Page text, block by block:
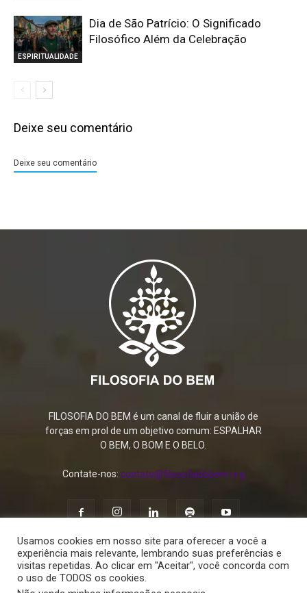
ESPIRITUALIDADE
Dia de São Patrício: O Significado
Filosófico Além da Celebração
Deixe seu comentário
Deixe seu comentário
FILOSOFIA DO BEM é um canal de fluir a união de
forças em prol de um objetivo comum: ESPALHAR
O BEM, O BOM E O BELO.
Contate-nos: contato@filosofiadobem.org
Política de Privacidade
Usamos cookies em nosso site para oferecer a você a
experiência mais relevante, lembrando suas preferências e
visitas repetidas. Ao clicar em "Aceitar", você concorda com
o uso de TODOS os cookies.